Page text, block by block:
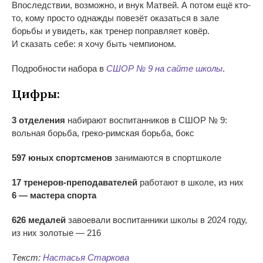
Впоследствии, возможно, и внук Матвей. А потом ещё кто-
то, кому просто однажды повезёт оказаться в зале
борьбы и увидеть, как тренер поправляет ковёр.
И сказать себе: я хочу быть чемпионом.
Подробности набора в СШОР № 9 на сайте школы.
Цифры:
3 отделения набирают воспитанников в СШОР № 9:
вольная борьба, греко-римская борьба, бокс
597 юных спортсменов занимаются в спортшколе
17 тренеров-преподавателей работают в школе, из них
6 — мастера спорта
626 медалей завоевали воспитанники школы в 2024 году,
из них золотые — 216
Текст: Настасья Старкова